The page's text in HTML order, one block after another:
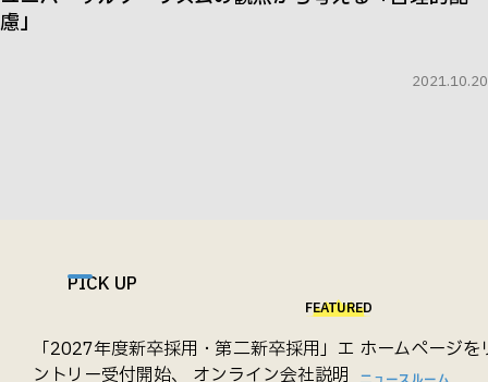
慮」
2021.10.20
PICK UP
FEATURED
「2027年度新卒採用・第二新卒採用」エ
ントリー受付開始、 オンライン会社説明
ホームページ